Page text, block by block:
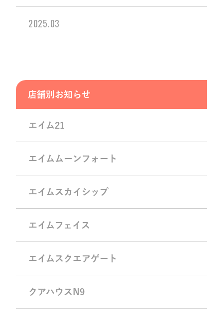
2025.03
店舗別お知らせ
エイム21
エイムムーンフォート
エイムスカイシップ
エイムフェイス
エイムスクエアゲート
クアハウスN9